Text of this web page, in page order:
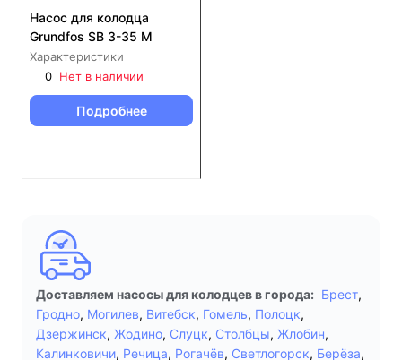
Насос для колодца
Grundfos SB 3-35 M
Характеристики
0 Нет в наличии
Подробнее
Доставляем насосы для колодцев в города: Брест,
Гродно, Могилев, Витебск, Гомель, Полоцк,
Дзержинск, Жодино, Слуцк, Столбцы, Жлобин,
Калинковичи, Речица, Рогачёв, Светлогорск, Берёза,